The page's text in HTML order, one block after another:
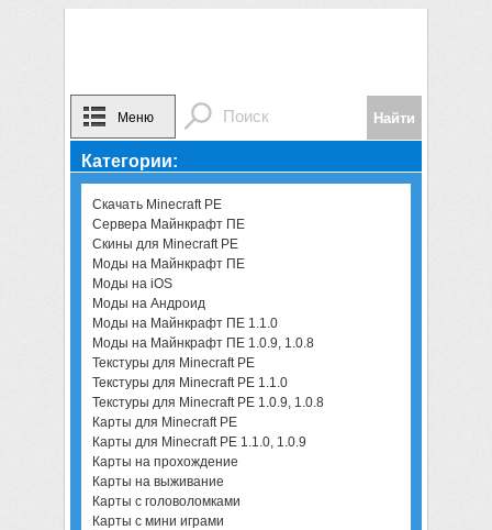
Меню
Категории:
Скачать Minecraft PE
Сервера Майнкрафт ПЕ
Скины для Minecraft PE
Моды на Майнкрафт ПЕ
Моды на iOS
Моды на Андроид
Моды на Майнкрафт ПЕ 1.1.0
Моды на Майнкрафт ПЕ 1.0.9, 1.0.8
Текстуры для Minecraft PE
Текстуры для Minecraft PE 1.1.0
Текстуры для Minecraft PE 1.0.9, 1.0.8
Карты для Minecraft PE
Карты для Minecraft PE 1.1.0, 1.0.9
Карты на прохождение
Карты на выживание
Карты с головоломками
Карты с мини играми